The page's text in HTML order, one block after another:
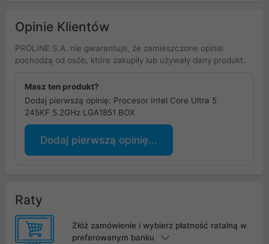
Opinie Klientów
PROLINE S.A. nie gwarantuje, że zamieszczone opinie
pochodzą od osób, które zakupiły lub używały dany produkt.
Masz ten produkt?
Dodaj pierwszą opinię: Procesor Intel Core Ultra 5
245KF 5.2GHz LGA1851 BOX
Dodaj pierwszą opinię...
Raty
Złóż zamówienie i wybierz płatność ratalną w
preferowanym banku